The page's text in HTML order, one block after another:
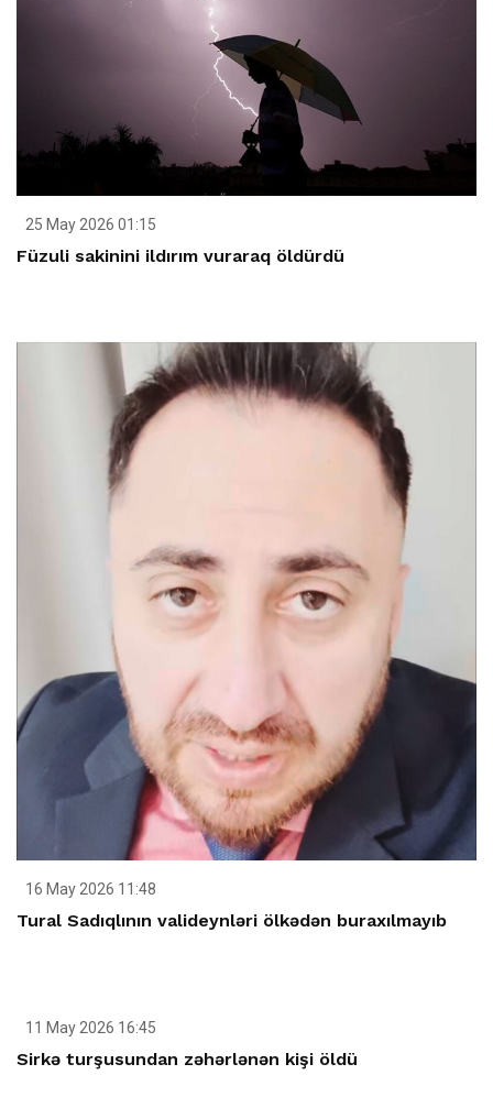
25 May 2026 01:15
Füzuli sakinini ildırım vuraraq öldürdü
16 May 2026 11:48
Tural Sadıqlının valideynləri ölkədən buraxılmayıb
11 May 2026 16:45
Sirkə turşusundan zəhərlənən kişi öldü